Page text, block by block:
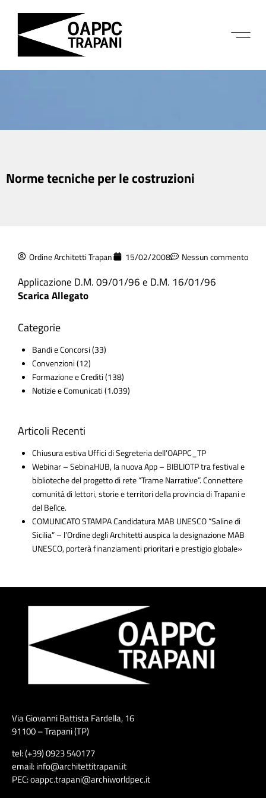
Norme tecniche per le costruzioni
Ordine Architetti Trapani 15/02/2008 Nessun commento
Applicazione D.M. 09/01/96 e D.M. 16/01/96
Scarica Allegato
Categorie
Bandi e Concorsi(33)
Convenzioni(12)
Formazione e Crediti(138)
Notizie e Comunicati(1.039)
Articoli Recenti
Chiusura estiva Uffici di Segreteria dell’OAPPC_TP
Webinar – SebinaHUB, la nuova App – BIBLIOTP tra festival e
biblioteche del progetto di rete “Trame Narrative”. Connettere
comunità di lettori, storie e territori della provincia di Trapani e
del Belìce.
COMUNICATO STAMPA Candidatura MAB UNESCO “Saline di
Sicilia” – l’Ordine degli Architetti auspica la designazione MAB
UNESCO, porterà finanziamenti prioritari e prestigio globale»
Via Giovanni Battista Fardella, 16
91100 – Trapani (TP)
tel: (+39) 0923 540177
email: info@architettitrapani.it
PEC: oappc.trapani@archiworldpec.it